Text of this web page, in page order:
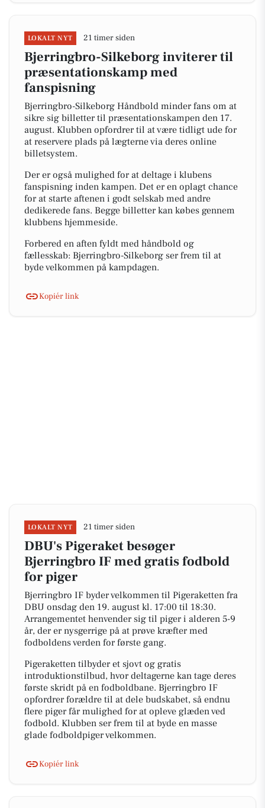
LOKALT NYT 21 timer siden
Bjerringbro-Silkeborg inviterer til
præsentationskamp med
fanspisning
Bjerringbro-Silkeborg Håndbold minder fans om at
sikre sig billetter til præsentationskampen den 17.
august. Klubben opfordrer til at være tidligt ude for
at reservere plads på lægterne via deres online
billetsystem.
Der er også mulighed for at deltage i klubens
fanspisning inden kampen. Det er en oplagt chance
for at starte aftenen i godt selskab med andre
dedikerede fans. Begge billetter kan købes gennem
klubbens hjemmeside.
Forbered en aften fyldt med håndbold og
fællesskab: Bjerringbro-Silkeborg ser frem til at
byde velkommen på kampdagen.
Kopiér link
LOKALT NYT 21 timer siden
DBU's Pigeraket besøger
Bjerringbro IF med gratis fodbold
for piger
Bjerringbro IF byder velkommen til Pigeraketten fra
DBU onsdag den 19. august kl. 17:00 til 18:30.
Arrangementet henvender sig til piger i alderen 5-9
år, der er nysgerrige på at prøve kræfter med
fodboldens verden for første gang.
Pigeraketten tilbyder et sjovt og gratis
introduktionstilbud, hvor deltagerne kan tage deres
første skridt på en fodboldbane. Bjerringbro IF
opfordrer forældre til at dele budskabet, så endnu
flere piger får mulighed for at opleve glæden ved
fodbold. Klubben ser frem til at byde en masse
glade fodboldpiger velkommen.
Kopiér link